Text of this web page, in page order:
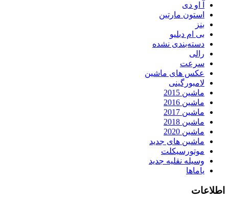
آ او دی
استون مارتین
بنز
بی ام دبلیو
دسته‌بندی نشده
رالی
سرعت
عکس های ماشین
لامبورگینی
ماشین 2015
ماشین 2016
ماشین 2017
ماشین 2018
ماشین 2020
ماشین های جدید
موتورسیکلت
وسیله نقلیه جدید
یاماها
اطلاعات